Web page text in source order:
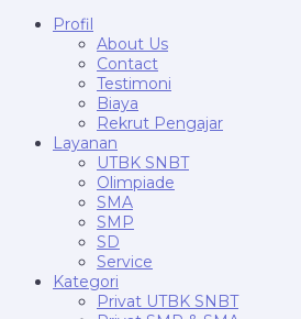
Profil
About Us
Contact
Testimoni
Biaya
Rekrut Pengajar
Layanan
UTBK SNBT
Olimpiade
SMA
SMP
SD
Service
Kategori
Privat UTBK SNBT